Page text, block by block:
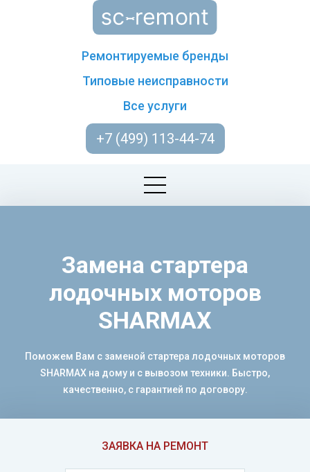
Ремонтируемые бренды
Типовые неисправности
Все услуги
+7 (499) 113-44-74
ЗАЯВКА НА РЕМОНТ
Замена стартера
лодочных моторов
SHARMAX
Поможем Вам с заменой стартера лодочных моторов
SHARMAX на дому и с вывозом техники. Быстро,
качественно, с гарантией по договору.